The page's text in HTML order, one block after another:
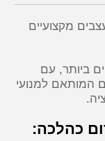
מקצועיים
ביותר, עם
המותאם למנועי
כהלכה: